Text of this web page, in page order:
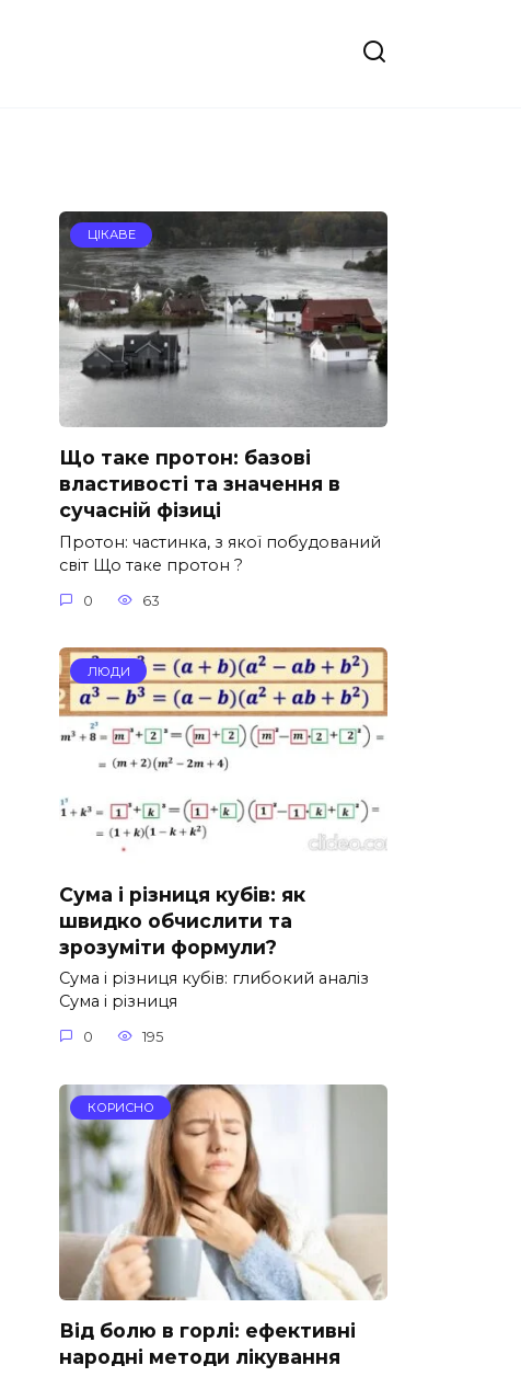
ЦІКАВЕ
Що таке протон: базові
властивості та значення в
сучасній фізиці
Протон: частинка, з якої побудований
світ Що таке протон ?
0 63
ЛЮДИ
Сума і різниця кубів: як
швидко обчислити та
зрозуміти формули?
Сума і різниця кубів: глибокий аналіз
Сума і різниця
0 195
КОРИСНО
Від болю в горлі: ефективні
народні методи лікування